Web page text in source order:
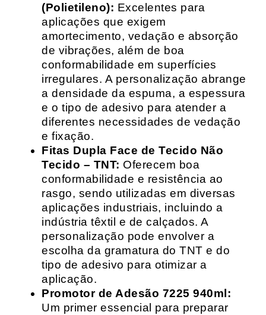
(Polietileno): Excelentes para
aplicações que exigem
amortecimento, vedação e absorção
de vibrações, além de boa
conformabilidade em superfícies
irregulares. A personalização abrange
a densidade da espuma, a espessura
e o tipo de adesivo para atender a
diferentes necessidades de vedação
e fixação.
Fitas Dupla Face de Tecido Não
Tecido – TNT: Oferecem boa
conformabilidade e resistência ao
rasgo, sendo utilizadas em diversas
aplicações industriais, incluindo a
indústria têxtil e de calçados. A
personalização pode envolver a
escolha da gramatura do TNT e do
tipo de adesivo para otimizar a
aplicação.
Promotor de Adesão 7225 940ml:
Um primer essencial para preparar